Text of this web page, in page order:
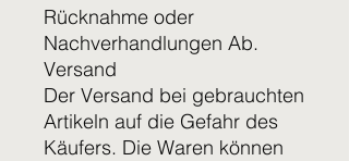
Rücknahme oder
Nachverhandlungen Ab.
Versand
Der Versand bei gebrauchten
Artikeln auf die Gefahr des
Käufers. Die Waren können